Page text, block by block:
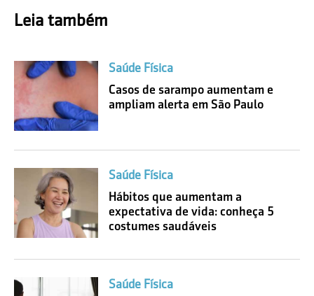
Leia também
Saúde Física
Casos de sarampo aumentam e
ampliam alerta em São Paulo
Saúde Física
Hábitos que aumentam a
expectativa de vida: conheça 5
costumes saudáveis
Saúde Física